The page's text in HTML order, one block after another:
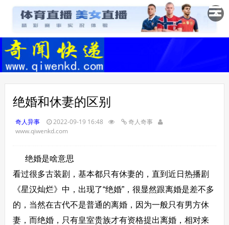
✕
绝婚和休妻的区别
奇人异事 2022-09-19 16:48
奇人奇事
www.qiwenkd.com
绝婚是啥意思
看过很多古装剧，基本都只有休妻的，直到近日热播剧
《星汉灿烂》中，出现了“绝婚”，很显然跟离婚是差不多
的，当然在古代不是普通的离婚，因为一般只有男方休
妻，而绝婚，只有皇室贵族才有资格提出离婚，相对来